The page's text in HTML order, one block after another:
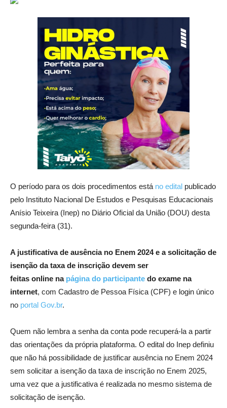
O período para os dois procedimentos está no edital publicado
pelo Instituto Nacional De Estudos e Pesquisas Educacionais
Anísio Teixeira (Inep) no Diário Oficial da União (DOU) desta
segunda-feira (31).
A justificativa de ausência no Enem 2024 e a solicitação de
isenção da taxa de inscrição devem ser
feitas online na página do participante do exame na
internet, com Cadastro de Pessoa Física (CPF) e login único
no portal Gov.br.
Quem não lembra a senha da conta pode recuperá-la a partir
das orientações da própria plataforma. O edital do Inep definiu
que não há possibilidade de justificar ausência no Enem 2024
sem solicitar a isenção da taxa de inscrição no Enem 2025,
uma vez que a justificativa é realizada no mesmo sistema de
solicitação de isenção.